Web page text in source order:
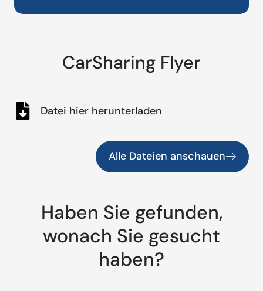
CarSharing Flyer
Datei hier herunterladen
Alle Dateien anschauen
Haben Sie gefunden,
wonach Sie gesucht
haben?